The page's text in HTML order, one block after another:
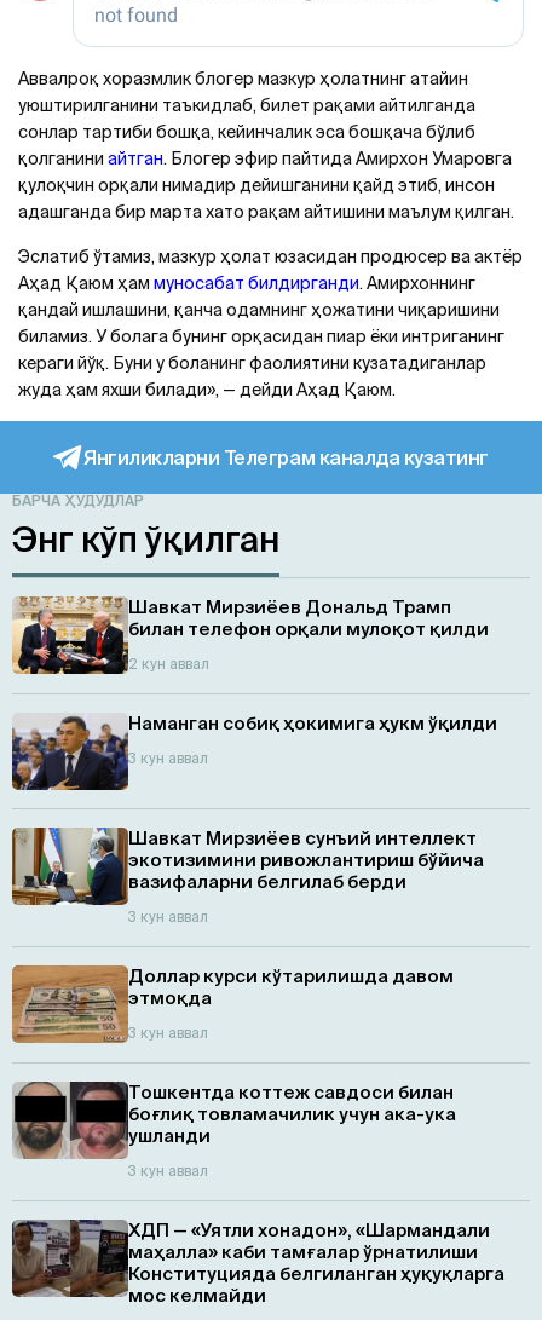
Аввалроқ хоразмлик блогер мазкур ҳолатнинг атайин
уюштирилганини таъкидлаб, билет рақами айтилганда
сонлар тартиби бошқа, кейинчалик эса бошқача бўлиб
қолганини айтган. Блогер эфир пайтида Амирхон Умаровга
қулоқчин орқали нимадир дейишганини қайд этиб, инсон
адашганда бир марта хато рақам айтишини маълум қилган.
Эслатиб ўтамиз, мазкур ҳолат юзасидан продюсер ва актёр
Аҳад Қаюм ҳам муносабат билдирганди. Амирхоннинг
қандай ишлашини, қанча одамнинг ҳожатини чиқаришини
биламиз. У болага бунинг орқасидан пиар ёки интриганинг
кераги йўқ. Буни у боланинг фаолиятини кузатадиганлар
жуда ҳам яхши билади», — дейди Аҳад Қаюм.
Янгиликларни Телеграм каналда кузатинг
БАРЧА ҲУДУДЛАР
Энг кўп ўқилган
Шавкат Мирзиёев Дональд Трамп
билан телефон орқали мулоқот қилди
2 кун аввал
Наманган собиқ ҳокимига ҳукм ўқилди
3 кун аввал
Шавкат Мирзиёев сунъий интеллект
экотизимини ривожлантириш бўйича
вазифаларни белгилаб берди
3 кун аввал
Доллар курси кўтарилишда давом
этмоқда
3 кун аввал
Тошкентда коттеж савдоси билан
боғлиқ товламачилик учун ака-ука
ушланди
3 кун аввал
ХДП — «Уятли хонадон», «Шармандали
маҳалла» каби тамғалар ўрнатилиши
Конституцияда белгиланган ҳуқуқларга
мос келмайди